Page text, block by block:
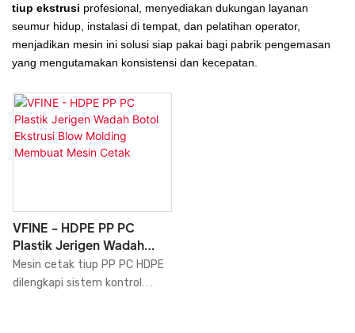
tiup ekstrusi profesional, menyediakan dukungan layanan
seumur hidup, instalasi di tempat, dan pelatihan operator,
menjadikan mesin ini solusi siap pakai bagi pabrik pengemasan
yang mengutamakan konsistensi dan kecepatan.
VFINE - HDPE PP PC
Plastik Jerigen Wadah
Botol Ekstrusi Blow
Molding Membuat Mesin
Mesin cetak tiup PP PC HDPE
dilengkapi sistem kontrol